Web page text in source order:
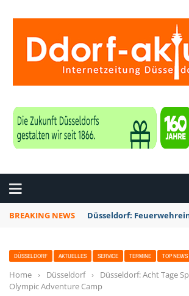
BREAKING NEWS Düsseldorf: Punk-Bahn-
DÜSSELDORF AKTUELLES SERVICE TERMINE TOP NEWS
Home › Düsseldorf ›
Düsseldorf: Acht Tage
Olympic Adventure Camp